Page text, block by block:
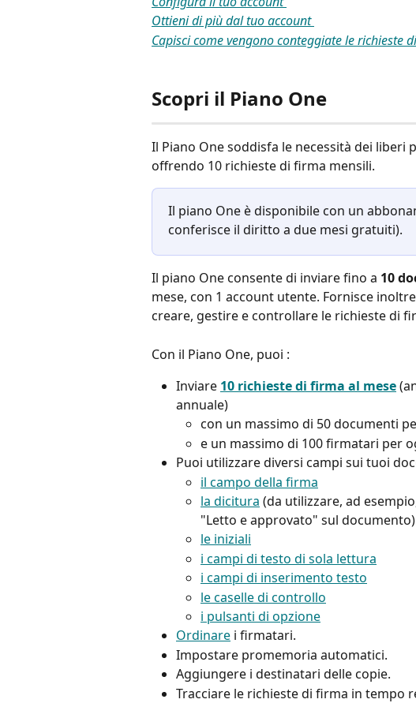
Ottieni di più dal tuo account
Capisci come vengono conteggiate le richieste
Scopri il Piano One
Il Piano One soddisfa le necessità dei
offrendo 10 richieste di firma mensili.
Il piano One è disponibile con un
conferisce il diritto a due mesi gratuiti).
Il piano One consente di inviare fino a 10
mese, con 1 account utente. Fornisce
creare, gestire e controllare le richieste di
Con il Piano One, puoi :
Inviare 10 richieste di firma al mese
annuale)
con un massimo di 50 documenti
e un massimo di 100 firmatari per
Puoi utilizzare diversi campi sui tuoi
il campo della firma
la dicitura (da utilizzare, ad
"Letto e approvato" sul documento)
le iniziali
i campi di testo di sola lettura
i campi di inserimento testo
le caselle di controllo
i pulsanti di opzione
Ordinare i firmatari.
Impostare promemoria automatici.
Aggiungere i destinatari delle copie.
Tracciare le richieste di firma in tempo